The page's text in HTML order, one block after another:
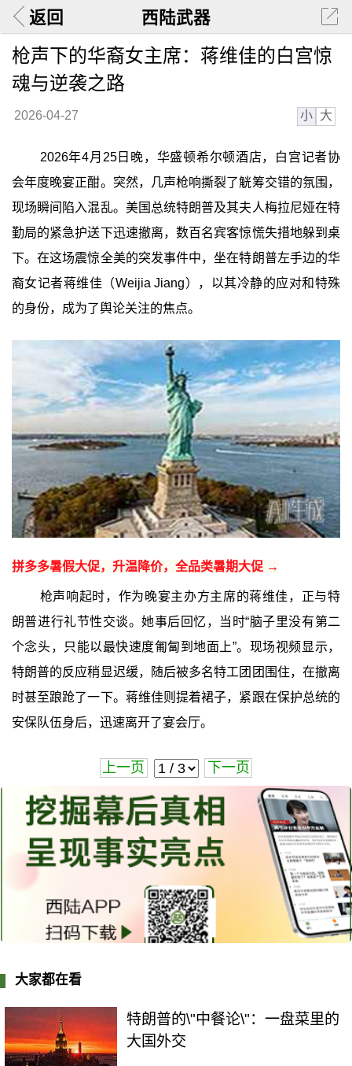
返回 西陆武器
枪声下的华裔女主席：蒋维佳的白宫惊
魂与逆袭之路
2026-04-27 小 大
2026年4月25日晚，华盛顿希尔顿酒店，白宫记者协
会年度晚宴正酣。突然，几声枪响撕裂了觥筹交错的氛围，
现场瞬间陷入混乱。美国总统特朗普及其夫人梅拉尼娅在特
勤局的紧急护送下迅速撤离，数百名宾客惊慌失措地躲到桌
下。在这场震惊全美的突发事件中，坐在特朗普左手边的华
裔女记者蒋维佳（Weijia Jiang），以其冷静的应对和特殊
的身份，成为了舆论关注的焦点。
拼多多暑假大促，升温降价，全品类暑期大促 →
枪声响起时，作为晚宴主办方主席的蒋维佳，正与特
朗普进行礼节性交谈。她事后回忆，当时“脑子里没有第二
个念头，只能以最快速度匍匐到地面上”。现场视频显示，
特朗普的反应稍显迟缓，随后被多名特工团团围住，在撤离
时甚至踉跄了一下。蒋维佳则提着裙子，紧跟在保护总统的
安保队伍身后，迅速离开了宴会厅。
上一页 下一页
大家都在看
特朗普的\"中餐论\"：一盘菜里的
大国外交